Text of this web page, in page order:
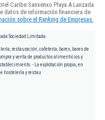
Caribe Sanxenxo Playa A Lanzada
datos de información financiera de
sobre el Ranking de Empresas.
Sociedad Limitada.
restauración, cafetería, bares, bares de
y venta de productos alimenticios y
- La explotación propia, en
hostelería y restau